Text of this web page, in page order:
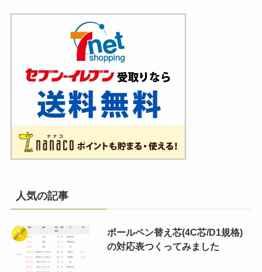
人気の記事
ボールペン替え芯(4C芯/D1規格)
の対応表つくってみました